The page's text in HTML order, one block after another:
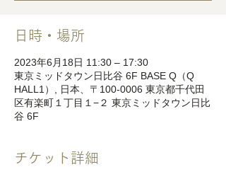
日時・場所
2023年6月18日 11:30 – 17:30
東京ミッドタウン日比谷 6F BASE Q（Q
HALL1）, 日本、〒100-0006 東京都千代田
区有楽町１丁目１−２ 東京ミッドタウン日比
谷 6F
チケット詳細